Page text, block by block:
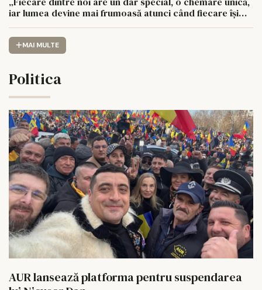
iar lumea devine mai frumoasă atunci când fiecare își
MAI MULTE
Politica
AUR lansează platforma pentru suspendarea